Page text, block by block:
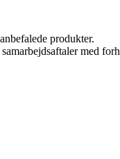
produkter.
med